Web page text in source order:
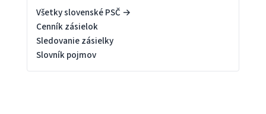
Všetky slovenské PSČ →
Cenník zásielok
Sledovanie zásielky
Slovník pojmov